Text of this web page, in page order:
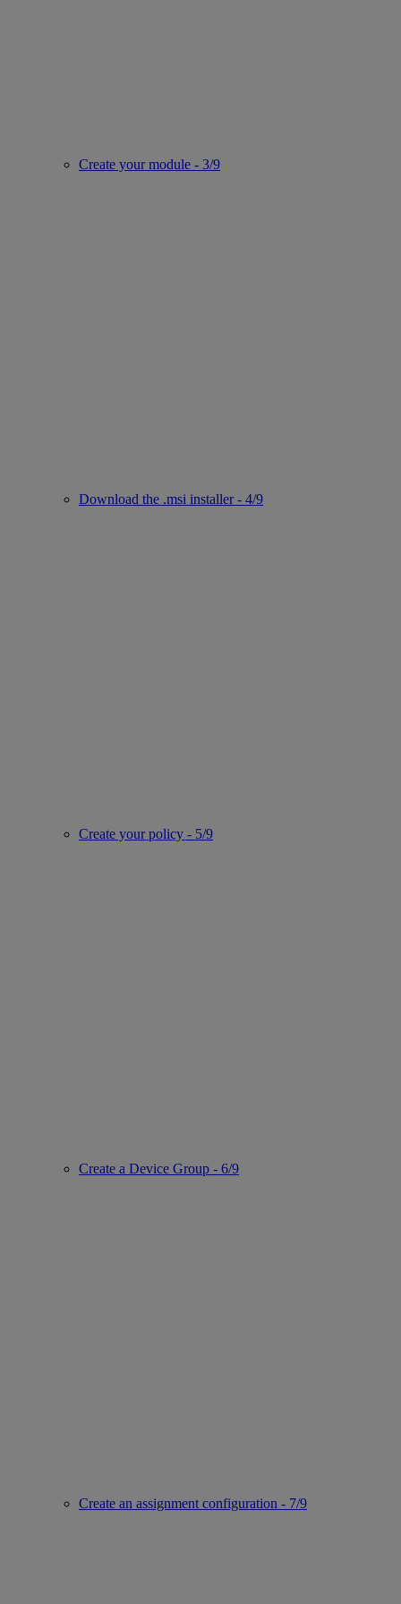
Create your module - 3/9
Download the .msi installer - 4/9
Create your policy - 5/9
Create a Device Group - 6/9
Create an assignment configuration - 7/9